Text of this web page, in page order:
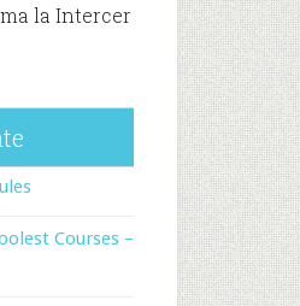
la Intercer
Courses –